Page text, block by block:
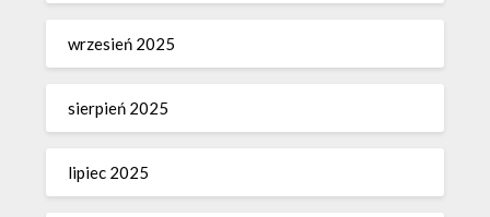
wrzesień 2025
sierpień 2025
lipiec 2025